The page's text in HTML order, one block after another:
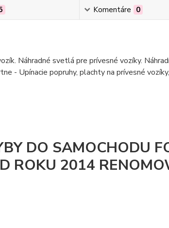
Komentáre 0
Náhradné svetlá pre prívesné vozíky.
- Upínacie popruhy, plachty na prívesné
DO SAMOCHODU
ROKU 2014